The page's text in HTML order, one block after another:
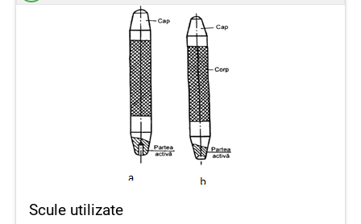
Scule utilizate